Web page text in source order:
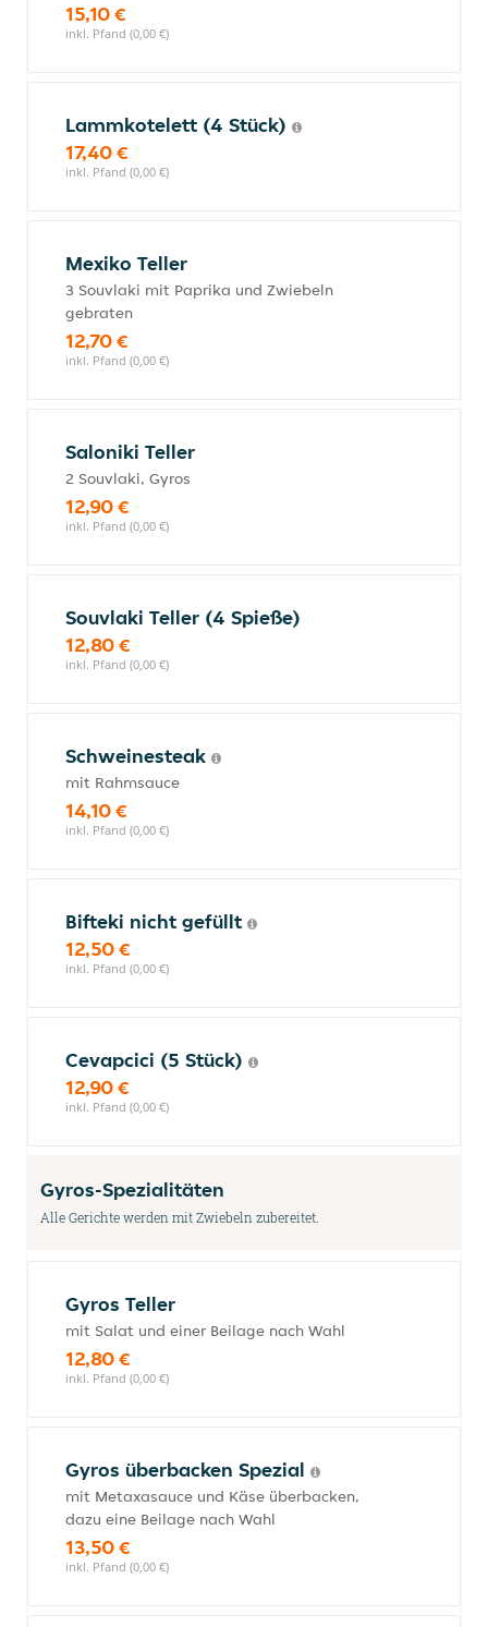
15,10 €
inkl. Pfand (0,00 €)
Lammkotelett (4 Stück)
17,40 €
inkl. Pfand (0,00 €)
Mexiko Teller
3 Souvlaki mit Paprika und Zwiebeln
gebraten
12,70 €
inkl. Pfand (0,00 €)
Saloniki Teller
2 Souvlaki, Gyros
12,90 €
inkl. Pfand (0,00 €)
Souvlaki Teller (4 Spieße)
12,80 €
inkl. Pfand (0,00 €)
Schweinesteak
mit Rahmsauce
14,10 €
inkl. Pfand (0,00 €)
Bifteki nicht gefüllt
12,50 €
inkl. Pfand (0,00 €)
Cevapcici (5 Stück)
12,90 €
inkl. Pfand (0,00 €)
Gyros-Spezialitäten
Alle Gerichte werden mit Zwiebeln zubereitet.
Gyros Teller
mit Salat und einer Beilage nach Wahl
12,80 €
inkl. Pfand (0,00 €)
Gyros überbacken Spezial
mit Metaxasauce und Käse überbacken,
dazu eine Beilage nach Wahl
13,50 €
inkl. Pfand (0,00 €)